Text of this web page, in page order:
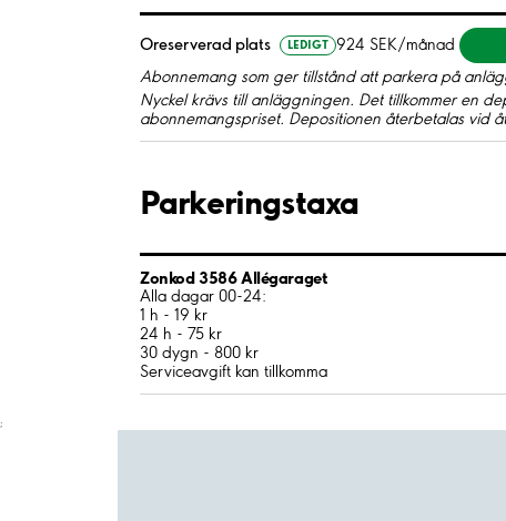
Oreserverad plats LEDIGT 924 SEK/månad
Abonnemang som ger tillstånd att parkera på
Nyckel krävs till anläggningen. Det tillkommer en
abonnemangspriset. Depositionen återbetalas vid
Parkeringstaxa
Zonkod 3586 Allégaraget
Alla dagar 00-24:
1 h - 19 kr
24 h - 75 kr
30 dygn - 800 kr
Serviceavgift kan tillkomma
;